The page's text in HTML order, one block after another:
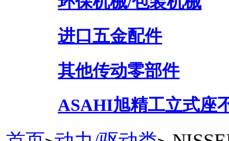
进口五金配件
其他传动零部件
ASAHI旭精工立式座